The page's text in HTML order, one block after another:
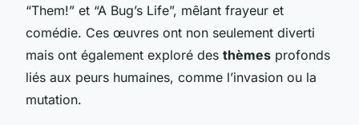
“Them!” et “A Bug’s Life”, mêlant frayeur et
comédie. Ces œuvres ont non seulement diverti
mais ont également exploré des thèmes profonds
liés aux peurs humaines, comme l’invasion ou la
mutation.